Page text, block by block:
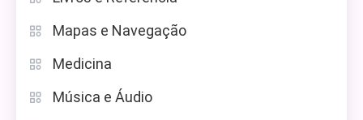
Mapas e Navegação
Medicina
Música e Áudio